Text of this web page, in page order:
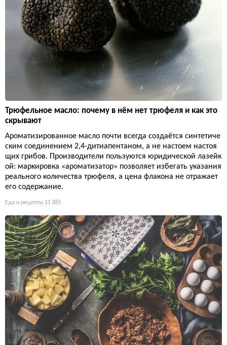
Трюфельное масло: почему в нём нет трюфеля и как это
скрывают
Ароматизированное масло почти всегда создаётся синтетиче
ским соединением 2,4-дитиапентаном, а не настоем настоя
щих грибов. Производители пользуются юридической лазейк
ой: маркировка «ароматизатор» позволяет избегать указания
реального количества трюфеля, а цена флакона не отражает
его содержание.
Еда и рецепты 11 885